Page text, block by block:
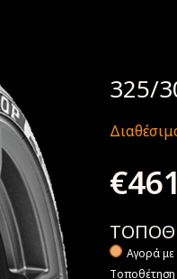
325/
€
Αγορά με